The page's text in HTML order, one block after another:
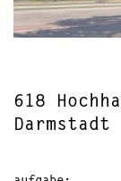
618
Darmstadt